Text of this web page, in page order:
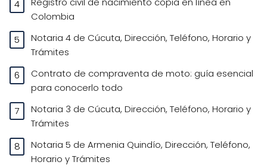
Colombia
Notaria 4 de Cúcuta, Dirección, Teléfono, Horario y
Trámites
Contrato de compraventa de moto: guía esencial
para conocerlo todo
Notaria 3 de Cúcuta, Dirección, Teléfono, Horario y
Trámites
Notaria 5 de Armenia Quindío, Dirección, Teléfono,
Horario y Trámites